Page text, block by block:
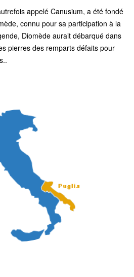
appelé Canusium, a été fondé
connu pour sa participation à la
Diomède aurait débarqué dans
pierres des remparts défaits pour